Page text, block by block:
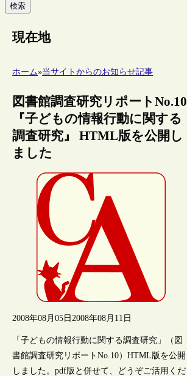
検索
現在地
ホーム»当サイトからのお知らせ記事
図書館調査研究リポートNo.10
『子どもの情報行動に関する
調査研究』 HTML版を公開し
ました
2008年08月05日 2008年08月11日
「子どもの情報行動に関する調査研究」（図
書館調査研究リポートNo.10）HTML版を公開
しました。pdf版と併せて、どうぞご活用くだ